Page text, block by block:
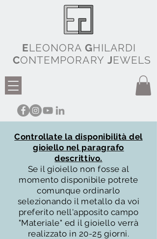
ELEONORA GHILARDI
CONTEMPORARY JEWELS
Controllate la disponibilità del
gioiello nel paragrafo
descrittivo.
Se il gioiello non fosse al
momento disponibile potrete
comunque ordinarlo
selezionando il metallo da voi
preferito nell'apposito campo
"Materiale" ed il gioiello verrà
realizzato in 20-25 giorni.